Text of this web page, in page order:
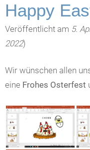
Happy
Veröffentlicht am 5.
2022)
Wir wünschen allen
eine Frohes Osterfest